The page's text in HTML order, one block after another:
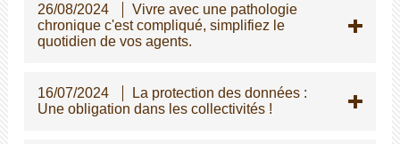
26/08/2024
Vivre avec une pathologie
chronique c'est compliqué, simplifiez le
quotidien de vos agents.
16/07/2024
La protection des données :
Une obligation dans les collectivités !